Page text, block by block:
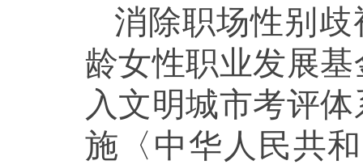
消除职场性别歧
龄女性职业发展
入文明城市考评
施〈中华人民共